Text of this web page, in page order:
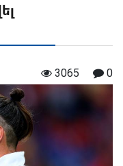
3065 0